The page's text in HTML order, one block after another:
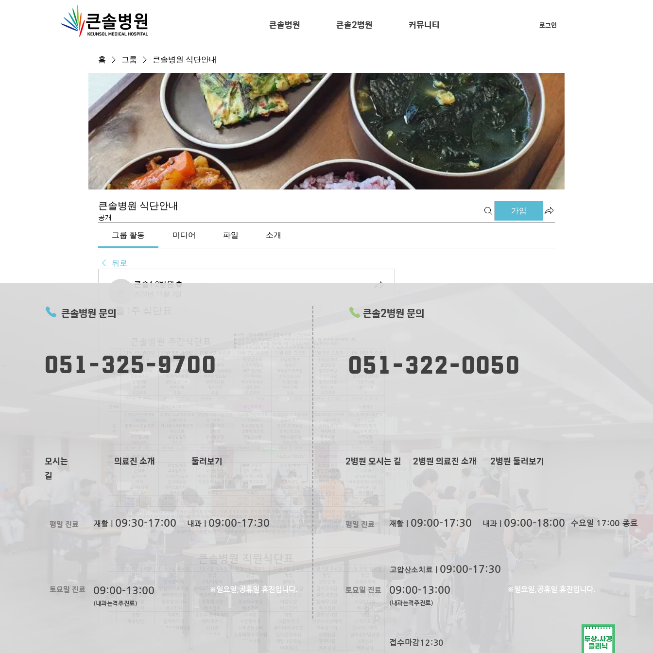
큰솔병원 큰솔2병원 커뮤니티 로그인
홈 그룹 큰솔병원 식단안내
큰솔병원 식단안내
공개
가입
그룹 활동 미디어 파일 소개
뒤로
큰솔1·2병원
11월 1주 식단표
큰솔병원 문의
051-325-9700
큰솔2병원 문의
051-322-0050
오시는
길
의료진 소개 ​둘러보기 2병원 오시는 길 2병원 의료진 소개 2​병원 둘러보기
평일 진료 재활ㅣ 09:30-17:00 내과ㅣ 09:00-17:30 평일 진료 재활ㅣ 09:00-17:30 내과ㅣ 09:00-1 8:00 수요일 17:00 종료
고압산소치료ㅣ 09:00-17:30
토요일 진료 09:00-13:00
(내과는격주진료)
※일요일,공휴일 휴진입니다. 토요일 진료 09:00-13:00
(내과는격주진료)
※일요일,공휴일 휴진입니다.
접수마감12:30